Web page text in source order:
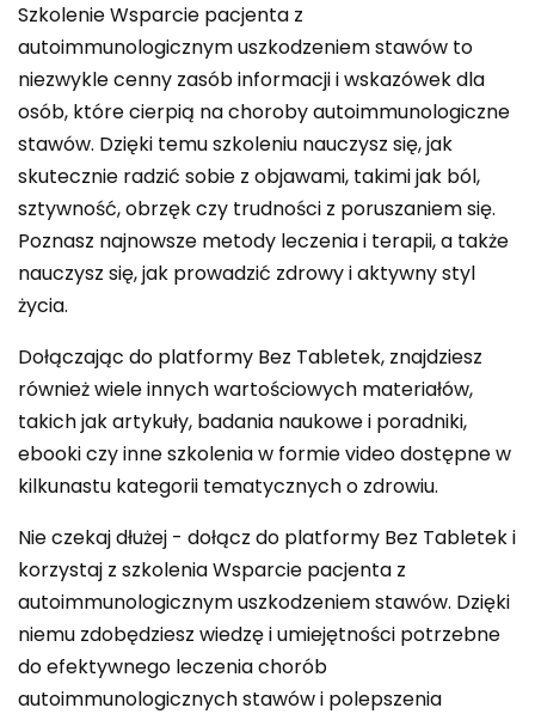
Szkolenie Wsparcie pacjenta z
autoimmunologicznym uszkodzeniem stawów to
niezwykle cenny zasób informacji i wskazówek dla
osób, które cierpią na choroby autoimmunologiczne
stawów. Dzięki temu szkoleniu nauczysz się, jak
skutecznie radzić sobie z objawami, takimi jak ból,
sztywność, obrzęk czy trudności z poruszaniem się.
Poznasz najnowsze metody leczenia i terapii, a także
nauczysz się, jak prowadzić zdrowy i aktywny styl
życia.
Dołączając do platformy Bez Tabletek, znajdziesz
również wiele innych wartościowych materiałów,
takich jak artykuły, badania naukowe i poradniki,
ebooki czy inne szkolenia w formie video dostępne w
kilkunastu kategorii tematycznych o zdrowiu.
Nie czekaj dłużej - dołącz do platformy Bez Tabletek i
korzystaj z szkolenia Wsparcie pacjenta z
autoimmunologicznym uszkodzeniem stawów. Dzięki
niemu zdobędziesz wiedzę i umiejętności potrzebne
do efektywnego leczenia chorób
autoimmunologicznych stawów i polepszenia